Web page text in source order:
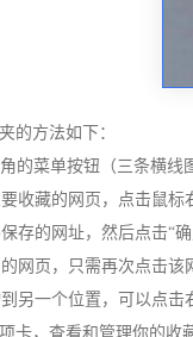
的方法如下：
的菜单按钮（三条横线
收藏的网页，点击鼠标
存的网址，然后点击“确
网页，只需再次点击该
另一个位置，可以点击
卡，查看和管理你的收